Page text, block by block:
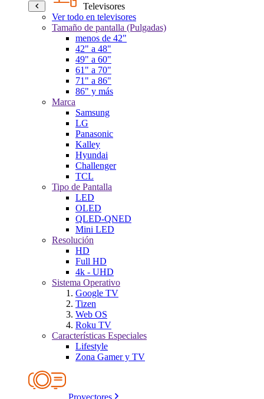
Televisores
Ver todo en televisores
Tamaño de pantalla (Pulgadas)
menos de 42"
42" a 48"
49" a 60"
61" a 70"
71" a 86"
86" y más
Marca
Samsung
LG
Panasonic
Kalley
Hyundai
Challenger
TCL
Tipo de Pantalla
LED
OLED
QLED-QNED
Mini LED
Resolución
HD
Full HD
4k - UHD
Sistema Operativo
Google TV
Tizen
Web OS
Roku TV
Características Especiales
Lifestyle
Zona Gamer y TV
Proyectores